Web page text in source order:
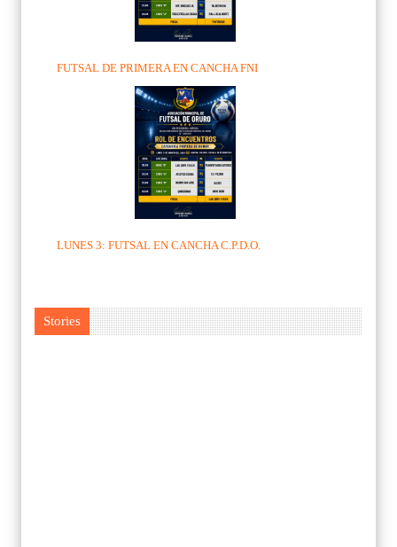
FUTSAL DE PRIMERA EN CANCHA FNI
LUNES 3: FUTSAL EN CANCHA C.P.D.O.
Stories